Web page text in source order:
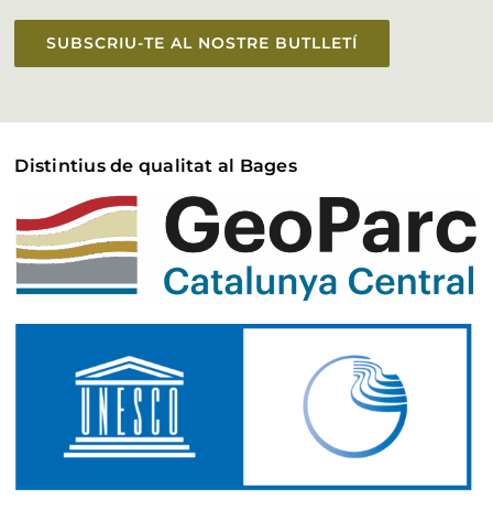
SUBSCRIU-TE AL NOSTRE BUTLLETÍ
Distintius de qualitat al Bages